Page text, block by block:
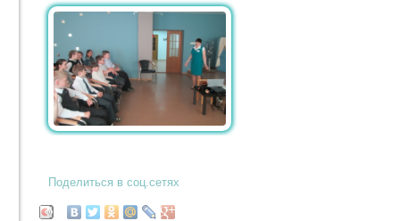
Поделиться в соц.сетях